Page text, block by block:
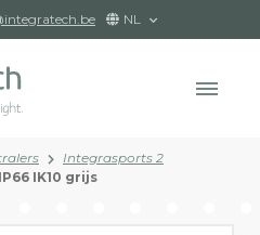
NL
Integrasports 2
IK10 grijs